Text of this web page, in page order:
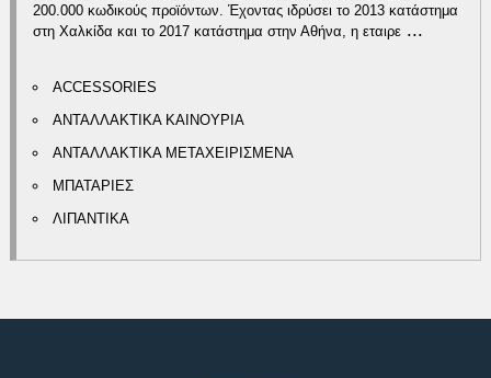
200.000 κωδικούς προϊόντων. Έχοντας ιδρύσει το 2013 κατάστημα
στη Χαλκίδα και το 2017 κατάστημα στην Αθήνα, η εταιρε ...
ACCESSORIES
ΑΝΤΑΛΛΑΚΤΙΚΑ ΚΑΙΝΟΥΡΙΑ
ΑΝΤΑΛΛΑΚΤΙΚΑ ΜΕΤΑΧΕΙΡΙΣΜΕΝΑ
ΜΠΑΤΑΡΙΕΣ
ΛΙΠΑΝΤΙΚΑ